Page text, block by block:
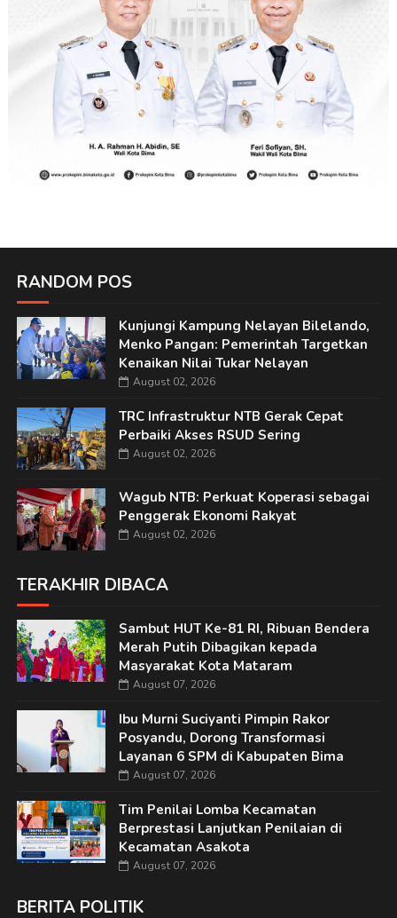
RANDOM POS
Kunjungi Kampung Nelayan Bilelando,
Menko Pangan: Pemerintah Targetkan
Kenaikan Nilai Tukar Nelayan
August 02, 2026
TRC Infrastruktur NTB Gerak Cepat
Perbaiki Akses RSUD Sering
August 02, 2026
Wagub NTB: Perkuat Koperasi sebagai
Penggerak Ekonomi Rakyat
August 02, 2026
TERAKHIR DIBACA
Sambut HUT Ke-81 RI, Ribuan Bendera
Merah Putih Dibagikan kepada
Masyarakat Kota Mataram
August 07, 2026
Ibu Murni Suciyanti Pimpin Rakor
Posyandu, Dorong Transformasi
Layanan 6 SPM di Kabupaten Bima
August 07, 2026
Tim Penilai Lomba Kecamatan
Berprestasi Lanjutkan Penilaian di
Kecamatan Asakota
August 07, 2026
BERITA POLITIK